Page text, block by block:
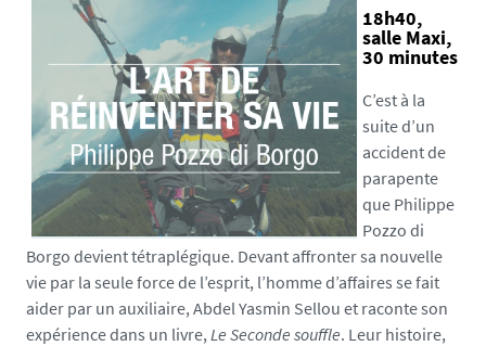
18h40,
salle Maxi,
30 minutes
C’est à la
suite d’un
accident de
parapente
que Philippe
Pozzo di
Borgo devient tétraplégique. Devant affronter sa nouvelle
vie par la seule force de l’esprit, l’homme d’affaires se fait
aider par un auxiliaire, Abdel Yasmin Sellou et raconte son
expérience dans un livre, Le Seconde souffle. Leur histoire,